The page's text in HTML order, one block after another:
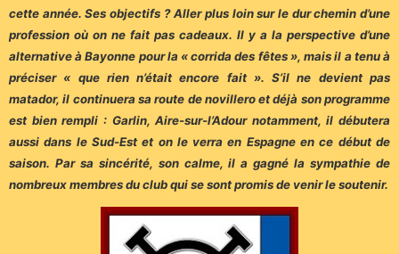
cette année. Ses objectifs ? Aller plus loin sur le dur chemin d’une
profession où on ne fait pas cadeaux. Il y a la perspective d’une
alternative à Bayonne pour la « corrida des fêtes », mais il a tenu à
préciser « que rien n’était encore fait ». S’il ne devient pas
matador, il continuera sa route de novillero et déjà son programme
est bien rempli : Garlin, Aire-sur-l’Adour notamment, il débutera
aussi dans le Sud-Est et on le verra en Espagne en ce début de
saison. Par sa sincérité, son calme, il a gagné la sympathie de
nombreux membres du club qui se sont promis de venir le soutenir.